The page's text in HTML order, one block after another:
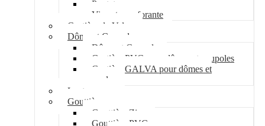
Pontet
Vis auto-perforante
Costière de Velux
Dôme et Coupole
Dôme et Coupole
Costière PVC pour dômes et coupoles
Costière GALVA pour dômes et
coupoles
Lanterneau
Gouttière
Gouttière Zinc
Gouttière PVC